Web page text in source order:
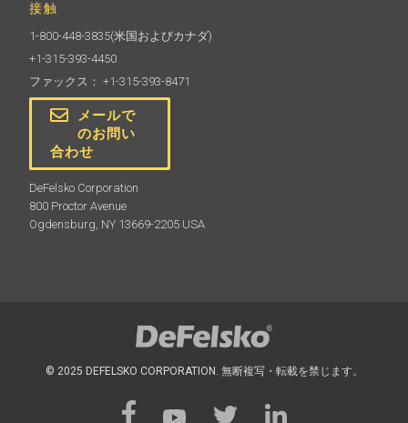
接触
1-800-448-3835(米国およびカナダ)
+1-315-393-4450
ファックス： +1-315-393-8471
メールで
のお問い
合わせ
DeFelsko Corporation
800 Proctor Avenue
Ogdensburg, NY 13669-2205 USA
© 2025 DEFELSKO CORPORATION. 無断複写・転載を禁じます。